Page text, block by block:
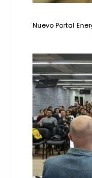
Nuevo Portal